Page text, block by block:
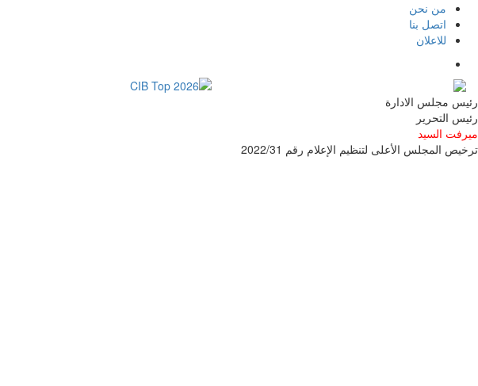
من نحن
اتصل بنا
للاعلان
رئيس مجلس الادارة
رئيس التحرير
ميرفت السيد
ترخيص المجلس الأعلى لتنظيم الإعلام رقم 2022/31